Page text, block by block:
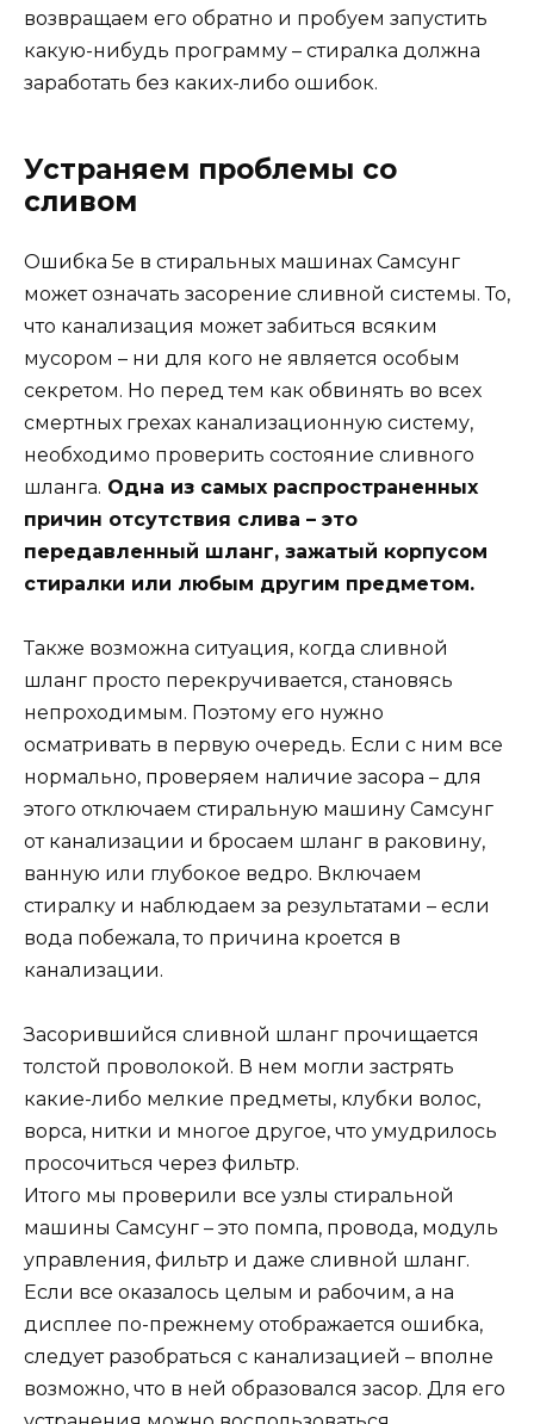
возвращаем его обратно и пробуем запустить
какую-нибудь программу – стиралка должна
заработать без каких-либо ошибок.
Устраняем проблемы со
сливом
Ошибка 5e в стиральных машинах Самсунг
может означать засорение сливной системы. То,
что канализация может забиться всяким
мусором – ни для кого не является особым
секретом. Но перед тем как обвинять во всех
смертных грехах канализационную систему,
необходимо проверить состояние сливного
шланга. Одна из самых распространенных
причин отсутствия слива – это
передавленный шланг, зажатый корпусом
стиралки или любым другим предметом.
Также возможна ситуация, когда сливной
шланг просто перекручивается, становясь
непроходимым. Поэтому его нужно
осматривать в первую очередь. Если с ним все
нормально, проверяем наличие засора – для
этого отключаем стиральную машину Самсунг
от канализации и бросаем шланг в раковину,
ванную или глубокое ведро. Включаем
стиралку и наблюдаем за результатами – если
вода побежала, то причина кроется в
канализации.
Засорившийся сливной шланг прочищается
толстой проволокой. В нем могли застрять
какие-либо мелкие предметы, клубки волос,
ворса, нитки и многое другое, что умудрилось
просочиться через фильтр.
Итого мы проверили все узлы стиральной
машины Самсунг – это помпа, провода, модуль
управления, фильтр и даже сливной шланг.
Если все оказалось целым и рабочим, а на
дисплее по-прежнему отображается ошибка,
следует разобраться с канализацией – вполне
возможно, что в ней образовался засор. Для его